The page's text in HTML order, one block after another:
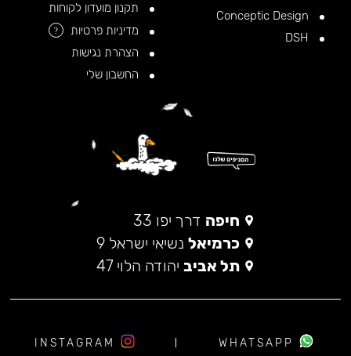
תקנון מועדון לקוחות
מדיניות פרטיות
?
הצהרת נגישות
החשבון שלי
חיפה דרך יפו 33
כרמיאל נשיאי ישראל 9
תל אביב יהודה הלוי 47
WHATSAPP
INSTAGRAM